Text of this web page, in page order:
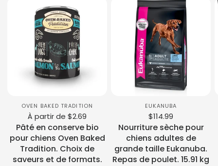
OVEN BAKED TRADITION
À partir de $2.69
Pâté en conserve bio
pour chiens Oven Baked
Tradition. Choix de
saveurs et de formats.
EUKANUBA
$114.99
Nourriture sèche pour
chiens adultes de
grande taille Eukanuba.
Repas de poulet. 15.91 kg